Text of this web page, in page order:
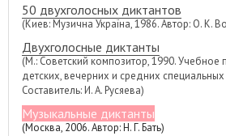
50 двухголосных диктантов
(Киев: Музична Україна, 1986. Автор: О. К.
Двухголосные диктанты
(М.: Советский композитор, 1990.
детских, вечерних и средних
Составитель: И. А. Русяева)
Музыкальные диктанты
(Москва, 2006. Автор: Н. Г. Бать)